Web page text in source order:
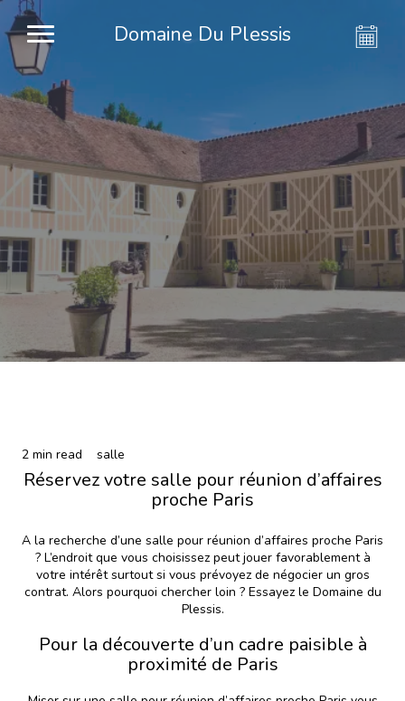
Domaine Du Plessis
2 min read salle
Réservez votre salle pour réunion d’affaires
proche Paris
A la recherche d’une salle pour réunion d’affaires proche Paris
? L’endroit que vous choisissez peut jouer favorablement à
votre intérêt surtout si vous prévoyez de négocier un gros
contrat. Alors pourquoi chercher loin ? Essayez le Domaine du
Plessis.
Pour la découverte d’un cadre paisible à
proximité de Paris